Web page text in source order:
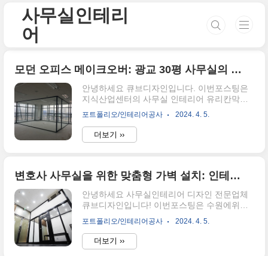
사무실인테리
어
모던 오피스 메이크오버: 광교 30평 사무실의 유리칸막이 혁신
안녕하세요 큐브디자인입니다. 이번포스팅은
지식산업센터의 사무실 인테리어 유리칸막이
를 활용한 회의실과대표실을 분리한현장을 소
개해드리겠습니다. 3D와 2D도면을 활용하여
구도와 전체적인 디자인 방향성을 소비자분께
제시하고 공사를시작합니다. 기존 발코니유리
도록 석고가벽과 속에 흡음재를 넣어 마감하고
한 화이트컬러유리를 활용하여 마감하였습니
다. 외부에서 들어올수있는 시선은 간단한 아
트월을 기역자로 꺾어주어 차단합니다. 아트월
자인으로 채택하였습니다. 대표실의 유리파티
션은 그라데이션시트를이용하여 시선을 차단
포트폴리오/인테리어공사 2024. 4. 5.
더보기 ››
변호사 사무실을 위한 맞춤형 가벽 설치: 인테리어 디자인 전문가의 조언
안녕하세요 사무실인테리어 디자인 전문업체
큐브디자인입니다! 이번포스팅은 수원에위치
한 지식산업센터 상가동 변호사사무실 인테리
어를 진행한 현장을 소개해 드리겠습니다. 수
원,영통,광교 등 법원 변호사사무실은 우스와
스톤처럼 짙은색의마감대를이용하여 고객분들
포트폴리오/인테리어공사 2024. 4. 5.
더보기 ››